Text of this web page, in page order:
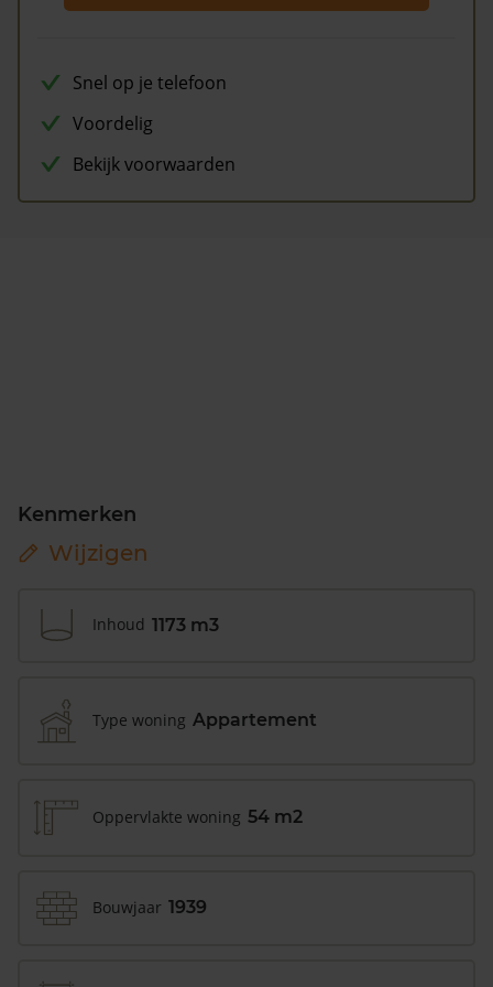
Snel op je telefoon
Voordelig
Bekijk voorwaarden
Kenmerken
Wijzigen
Inhoud 1173 m3
Type woning Appartement
Oppervlakte woning 54 m2
Bouwjaar 1939